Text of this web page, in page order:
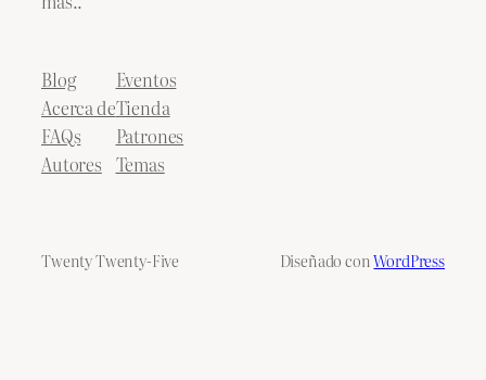
Blog
Acerca de
FAQs
Autores
Eventos
Tienda
Patrones
Temas
Twenty Twenty-Five Diseñado conWordPress